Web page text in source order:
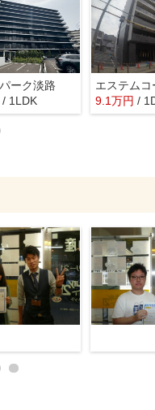
ーク淡路
/ 1LDK 9.1万円 /